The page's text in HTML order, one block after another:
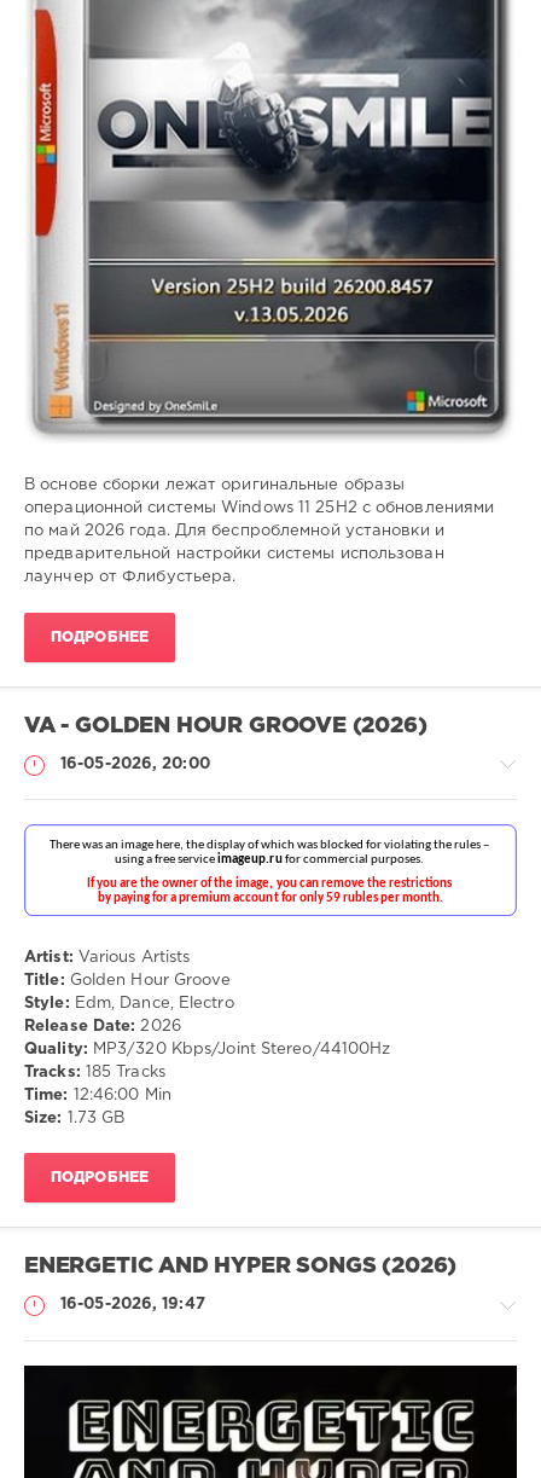
В основе сборки лежат оригинальные образы
операционной системы Windows 11 25H2 с обновлениями
по май 2026 года. Для беспроблемной установки и
предварительной настройки системы использован
лаунчер от Флибустьера.
ПОДРОБНЕЕ
VA - GOLDEN HOUR GROOVE (2026)
16-05-2026, 20:00
Музыка
55
87
Artist: Various Artists
Title: Golden Hour Groove
Style: Edm, Dance, Electro
Release Date: 2026
Quality: MP3/320 Kbps/Joint Stereo/44100Hz
Tracks: 185 Tracks
Time:
12:46:00 Min
Size:
1.73 GB
ПОДРОБНЕЕ
ENERGETIC AND HYPER SONGS (2026)
16-05-2026, 19:47
Музыка
ivashka